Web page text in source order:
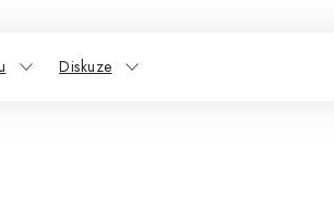
Diskuze